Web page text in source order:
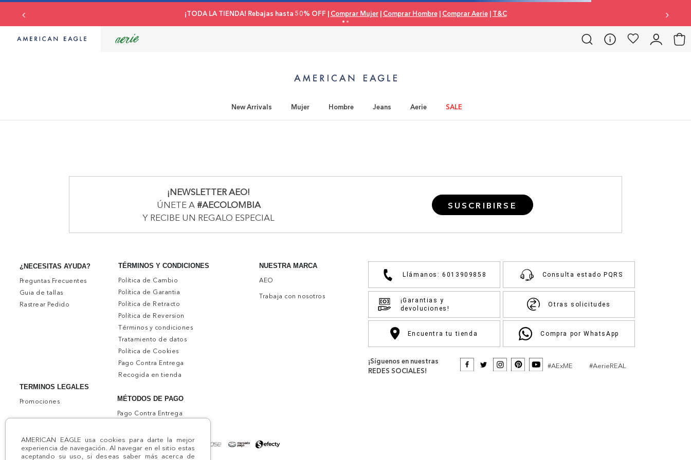
AMERICAN EAGLE usa cookies para darte la mejor
experiencia de navegación. Al navegar en el sitio estas
aceptando su uso, si deseas saber más acerca de
¡TODA LA TIENDA! Rebajas hasta 50% OFF | Comprar Mujer| Comprar Hombre| Comprar Aerie| T&C
New Arrivals Mujer Hombre Jeans Aerie SALE
¡NEWSLETTER AEO!
ÚNETE A #AECOLOMBIA
Y RECIBE UN REGALO ESPECIAL
SUSCRIBIRSE
¿NECESITAS AYUDA?
Preguntas Frecuentes
Guia de tallas
Rastrear Pedido
TERMINOS LEGALES
Promociones
TÉRMINOS Y CONDICIONES
Política de Cambio
Política de Garantia
Política de Retracto
Política de Reversion
Términos y condiciones
Tratamiento de datos
Política de Cookies
Pago Contra Entrega
Recogida en tienda
NUESTRA MARCA
AEO
Trabaja con nosotros
MÉTODOS DE PAGO
Pago Contra Entrega
Llámanos: 6013909858 Consulta estado PQRS
¡Garantias y
devoluciones!
Otras solicitudes
Encuentra tu tienda Compra por WhatsApp
¡Síguenos en nuestras
REDES SOCIALES!
#AExME #AerieREAL